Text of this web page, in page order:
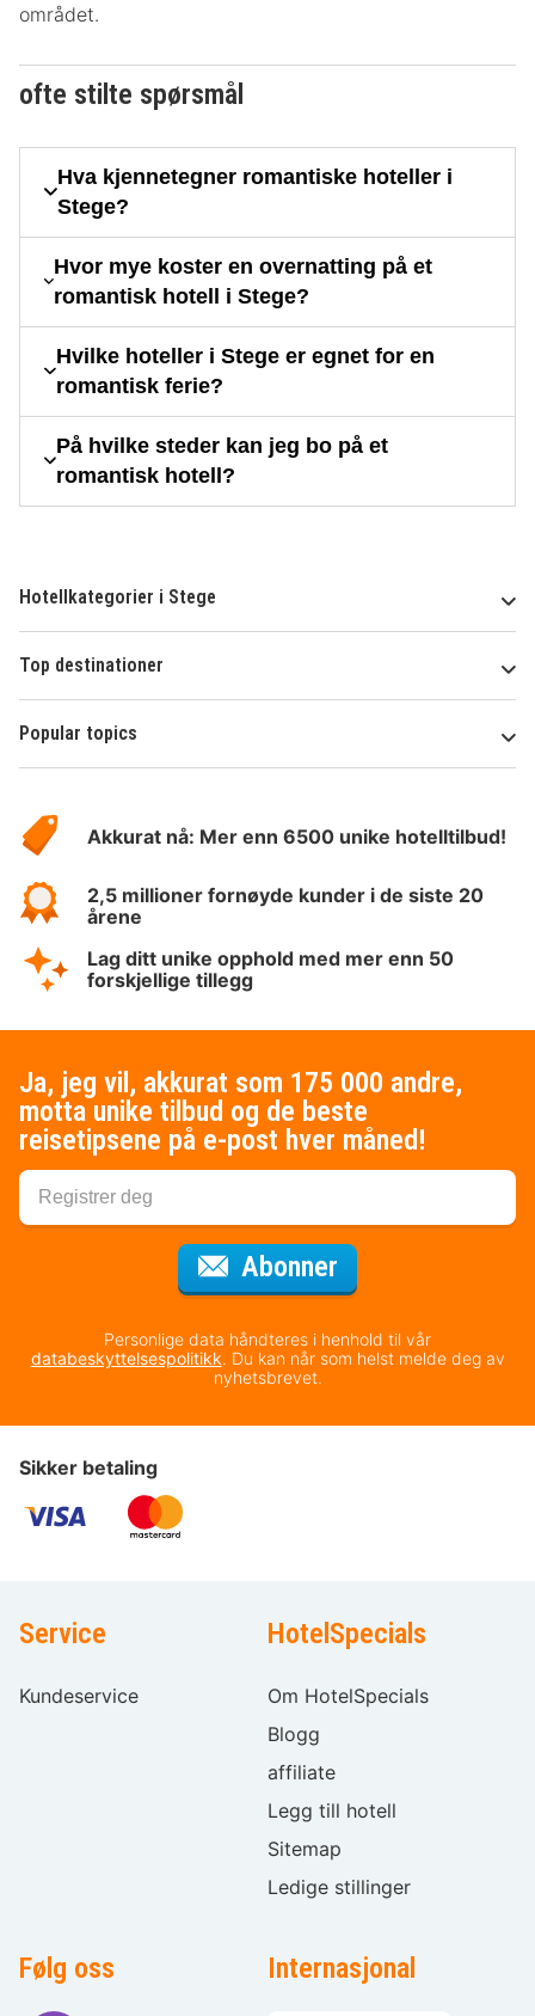
området.
ofte stilte spørsmål
Hva kjennetegner romantiske hoteller i
Stege?
Hvor mye koster en overnatting på et
romantisk hotell i Stege?
Hvilke hoteller i Stege er egnet for en
romantisk ferie?
På hvilke steder kan jeg bo på et
romantisk hotell?
Hotellkategorier i Stege
Top destinationer
Popular topics
Hotelspecials
Akkurat nå: Mer enn 6500 unike hotelltilbud!
2,5 millioner fornøyde kunder i de siste 20
årene
Lag ditt unike opphold med mer enn 50
forskjellige tillegg
Ja, jeg vil, akkurat som 175 000 andre,
motta unike tilbud og de beste
reisetipsene på e-post hver måned!
Abonner
Personlige data håndteres i henhold til vår
databeskyttelsespolitikk. Du kan når som helst melde deg av
nyhetsbrevet.
Sikker betaling
Service
Kundeservice
HotelSpecials
Om HotelSpecials
Blogg
affiliate
Legg till hotell
Sitemap
Ledige stillinger
Følg oss Internasjonal